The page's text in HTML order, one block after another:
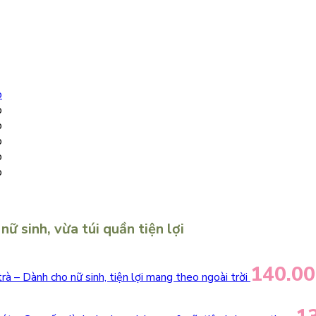
sinh, vừa túi quần tiện lợi
– Dành cho nữ sinh, tiện lợi mang theo ngoài trời